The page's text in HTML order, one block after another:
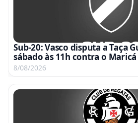
Sub-20: Vasco disputa a Taça
sábado às 11h contra o Maricá
8/08/2026